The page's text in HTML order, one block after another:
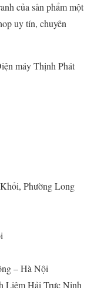
của sản phẩm một
uy tín, chuyên
máy Thịnh Phát
Phường Long
– Hà Nội
Liêm Hải Trực Ninh